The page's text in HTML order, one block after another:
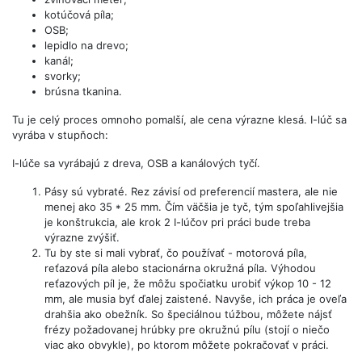
kotúčová píla;
OSB;
lepidlo na drevo;
kanál;
svorky;
brúsna tkanina.
Tu je celý proces omnoho pomalší, ale cena výrazne klesá. I-lúč sa
vyrába v stupňoch:
I-lúče sa vyrábajú z dreva, OSB a kanálových tyčí.
Pásy sú vybraté. Rez závisí od preferencií mastera, ale nie
menej ako 35 * 25 mm. Čím väčšia je tyč, tým spoľahlivejšia
je konštrukcia, ale krok 2 I-lúčov pri práci bude treba
výrazne zvýšiť.
Tu by ste si mali vybrať, čo používať - ​​motorová píla,
reťazová píla alebo stacionárna okružná píla. Výhodou
reťazových píl je, že môžu spočiatku urobiť výkop 10 - 12
mm, ale musia byť ďalej zaistené. Navyše, ich práca je oveľa
drahšia ako obežník. So špeciálnou túžbou, môžete nájsť
frézy požadovanej hrúbky pre okružnú pílu (stojí o niečo
viac ako obvykle), po ktorom môžete pokračovať v práci.